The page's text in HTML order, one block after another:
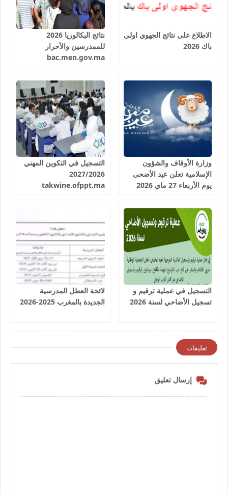
الاطلاع على نتائج الجهوي اولى
باك 2026
نتائج البكالوريا 2026
للممدرسين والأحرار
bac.men.gov.ma
وزارة الأوقاف والشؤون
الإسلامية تعلن عيد الأضحى
يوم الأربعاء 27 ماي 2026
التسجيل في التكوين المهني
2027/2026
takwine.ofppt.ma
التسجيل في عملية ترقيم و
تسجيل الأضاحي لسنة 2026
لائحة العطل المدرسية
الجديدة بالمغرب 2025-2026
تعليقات
إرسال تعليق